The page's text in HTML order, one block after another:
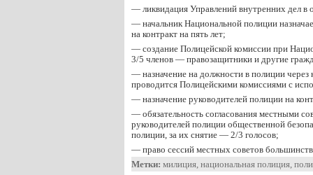
— ликвидация Управлений внутренних дел в
— начальник Национальной полиции
на контракт на пять лет;
— создание Полицейской комиссии при
3/5 членов — правозащитники и другие
— назначение на должности в полиции через
проводится Полицейскими комиссиями с
— назначение руководителей полиции на
— обязательность согласования местными
руководителей полиции общественной
полиции, за их снятие — 2/3 голосов;
— право сессий местных советов
Метки: милиция, национальная полиция,